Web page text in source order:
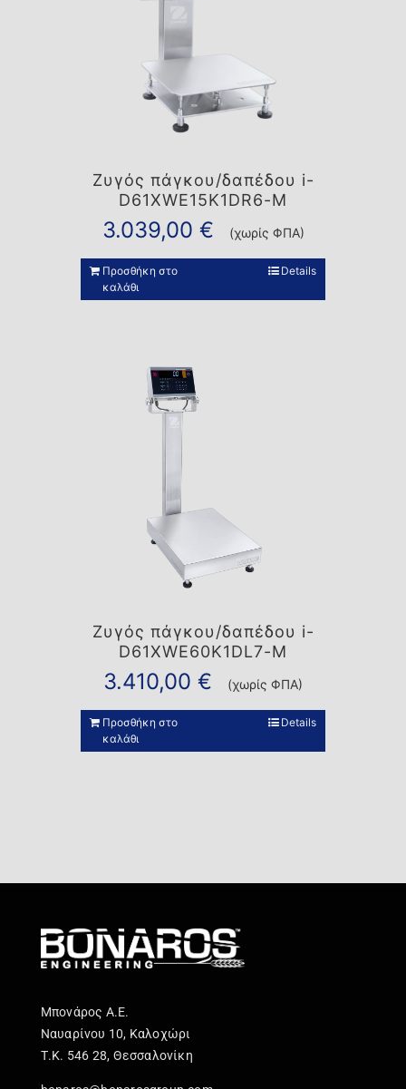
Ζυγός πάγκου/δαπέδου i-
D61XWE15K1DR6-M
3.039,00 € (χωρίς ΦΠΑ)
Προσθήκη στο
καλάθι
Details
Ζυγός πάγκου/δαπέδου i-
D61XWE60K1DL7-M
3.410,00 € (χωρίς ΦΠΑ)
Προσθήκη στο
καλάθι
Details
Μπονάρος Α.Ε.
Ναυαρίνου 10, Καλοχώρι
Τ.Κ. 546 28, Θεσσαλονίκη